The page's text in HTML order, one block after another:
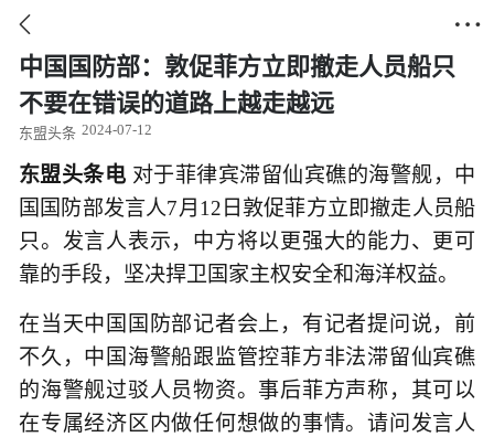
 
中国国防部：敦促菲方立即撤走人员船只
不要在错误的道路上越走越远
东盟头条 2024-07-12
东盟头条电 对于菲律宾滞留仙宾礁的海警舰，中
国国防部发言人7月12日敦促菲方立即撤走人员船
只。发言人表示，中方将以更强大的能力、更可
靠的手段，坚决捍卫国家主权安全和海洋权益。
在当天中国国防部记者会上，有记者提问说，前
不久，中国海警船跟监管控菲方非法滞留仙宾礁
的海警舰过驳人员物资。事后菲方声称，其可以
在专属经济区内做任何想做的事情。请问发言人